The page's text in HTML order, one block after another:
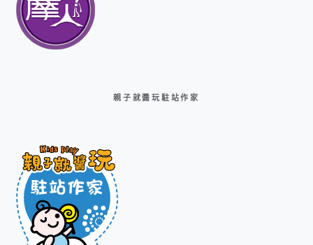
親子就醬玩駐站作家